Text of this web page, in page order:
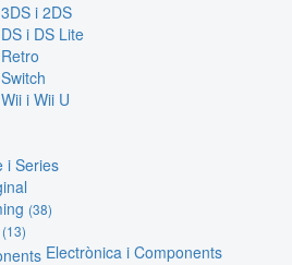
i 2DS
i DS Lite
i Wii U
i Series
(38)
(13)
Electrònica i Components